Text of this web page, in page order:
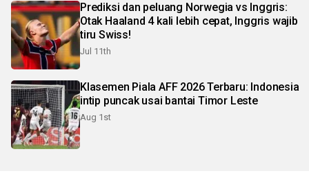
Prediksi dan peluang Norwegia vs Inggris:
Otak Haaland 4 kali lebih cepat, Inggris wajib
tiru Swiss!
Jul 11th
Klasemen Piala AFF 2026 Terbaru: Indonesia
intip puncak usai bantai Timor Leste
Aug 1st